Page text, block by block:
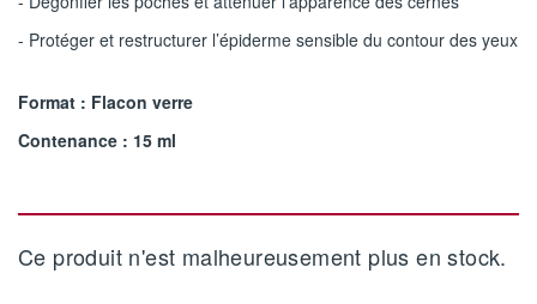
- Protéger et restructurer l’épiderme sensible du contour des yeux
Format : Flacon verre
Contenance : 15 ml
Ce produit n'est malheureusement plus en stock.